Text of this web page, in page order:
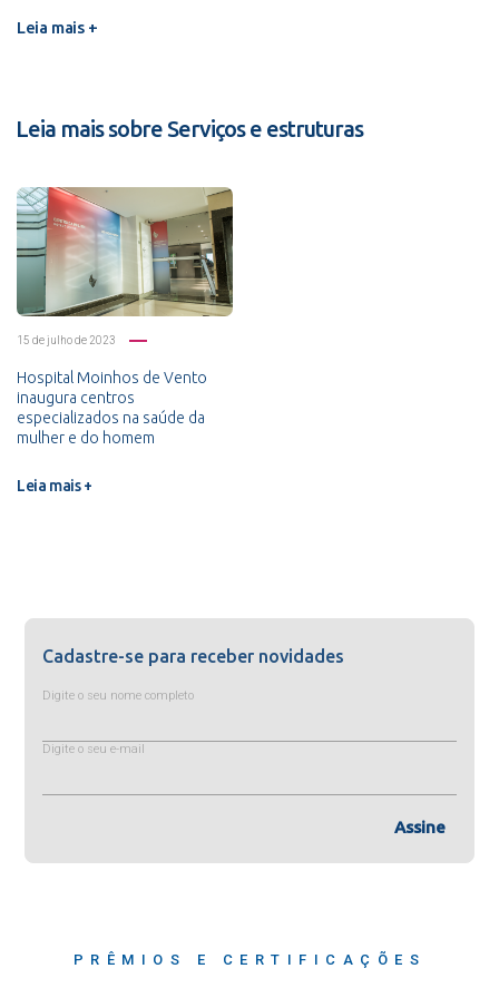
Leia mais +
Leia mais sobre Serviços e estruturas
15 de julho de 2023
Hospital Moinhos de Vento
inaugura centros
especializados na saúde da
mulher e do homem
Leia mais +
Cadastre-se para receber novidades
Digite o seu nome completo
Digite o seu e-mail
Assine
PRÊMIOS E CERTIFICAÇÕES